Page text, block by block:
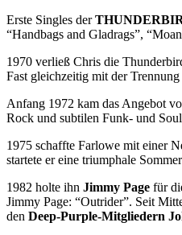
Erste Singles der
“Handbags and Gladrags”,
1970 verließ Chris die
Fast gleichzeitig mit der
Anfang 1972 kam das Angebot
Rock und subtilen Funk- und
1975 schaffte Farlowe mit einer
startete er eine triumphale
1982 holte ihn Jimmy Page für
Jimmy Page: “Outrider”. Seit
den Deep-Purple-Mitgliedern